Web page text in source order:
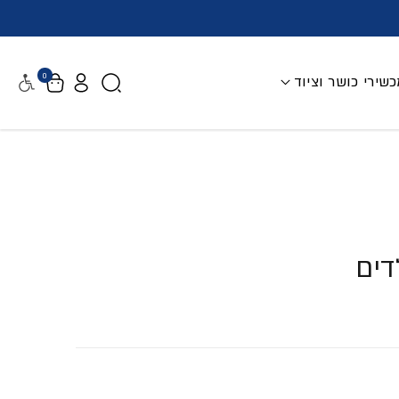
כושר וציוד 0 נגישות